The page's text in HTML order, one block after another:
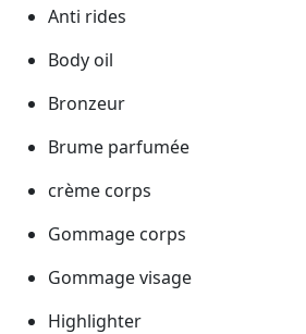
Anti rides
Body oil
Bronzeur
Brume parfumée
crème corps
Gommage corps
Gommage visage
Highlighter